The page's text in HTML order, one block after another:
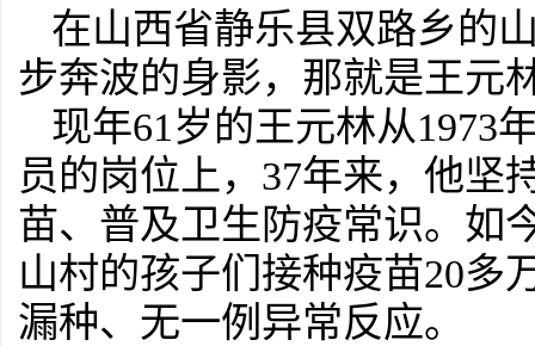
在山西省静乐县双路乡的
步奔波的身影，那就是王元
现年61岁的王元林从1973
员的岗位上，37年来，他坚
苗、普及卫生防疫常识。如
山村的孩子们接种疫苗20多
漏种、无一例异常反应。